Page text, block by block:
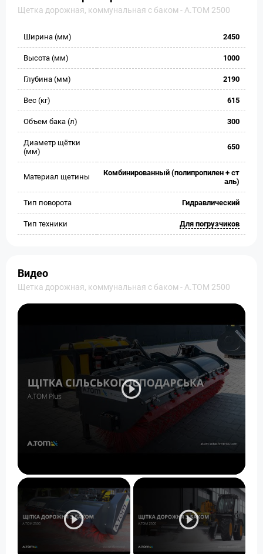
Щетка дорожная, коммунальная с баком - А.ТОМ 2500
Ширина (мм) 2450
Высота (мм) 1000
Глубина (мм) 2190
Вес (кг) 615
Объем бака (л) 300
Диаметр щётки
(мм)
650
Материал щетины
Комбинированный (полипропилен + ст
аль)
Тип поворота Гидравлический
Тип техники Для погрузчиков
Видео
Щетка дорожная, коммунальная с баком - А.ТОМ 2500